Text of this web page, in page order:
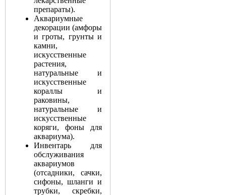
препараты).
Аквариумные
декорации (амфоры
и гроты, грунты и
камни,
искусственные
растения,
натуральные и
искусственные
кораллы и
раковины,
натуральные и
искусственные
коряги, фоны для
аквариума).
Инвентарь для
обслуживания
аквариумов
(отсадники, сачки,
сифоны, шланги и
трубки, скребки,